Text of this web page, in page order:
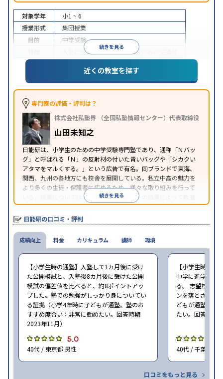
続きを見る
対象学年
小1 ~ 6
授業形式
集団授業
目的
中学受験
入塾に学力基準あり季節講習のみの受講可
※2023年10月調査。
を参照
近くの教室を探す
専門家の評価・評判は？
株式会社私塾界 （全国私塾情報センター）代表取締役
山田未知之
日能研は、小学生のための中学受験専門塾であり、通称「Ｎバッ
グ」と呼ばれる「Ｎ」の反射材の付いた青いバッグや「シカクい
アタマをマルくする。」という広告で有名。同ブランドで東海、
関西、九州の各地方にも校舎を展開している。私立中高の魅力を
より多くの生徒・保護者に広めるため、様々な取り組みを行って
いる。授業については、カリキュラムテストの結果によって教室
の座席が変わるという独自のスタイルを採用している。
続きを見る
日能研の口コミ・評判
成績向上
【小学生時の通塾】入塾して1カ月後に受け
た公開模試と、入塾後8カ月後に受けた公開
模試の偏差値を比べると、約8ポイントアッ
プした。塾での勉強がしっかり身についてい
る証拠（小学4年時に子どもが通塾。塾のお
すすめ度合い：非常に勧めたい。回答時期
2023年11月）
5.0
40代 / 東京都 男性
【小学生時の通
中学に進学して
る。 志望校に合
ンを落とさずに
どもが通塾。塾
たい。回答時期
40代 / 千葉県 女
口コミをもっと見る
料金 カリキュラム 講師 環境